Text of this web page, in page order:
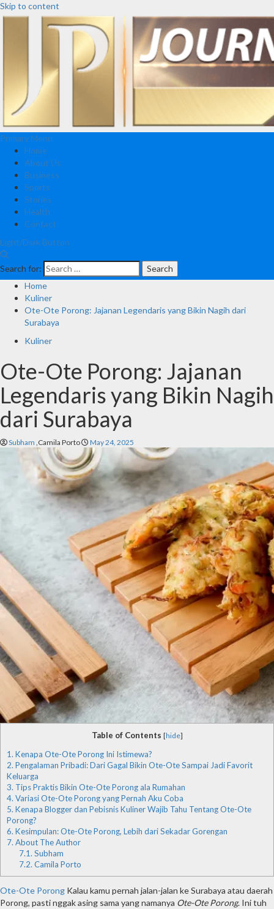
Skip to content
Primary Menu
Home
About Us
Business
Sports
Stories
Health
Contact
Light/Dark Button
Search for:
Home
Kuliner
Ote-Ote Porong: Jajanan Legendaris yang Bikin Nagih dari
Surabaya
Kuliner
Ote-Ote Porong: Jajanan
Legendaris yang Bikin Nagih
dari Surabaya
Subham ,Camila Porto May 24, 2025
Table of Contents [hide]
1. Kenapa Ote-Ote Porong Ini Istimewa?
2. Pengalaman Pribadi: Dari Gagal Bikin Ote-Ote Sampai Jadi Favorit
Keluarga
3. Tips Praktis Bikin Ote-Ote Porong ala Rumahan
4. Variasi Ote-Ote Porong yang Pernah Aku Coba
5. Kenapa Blogger dan Pebisnis Kuliner Wajib Tahu Tentang Ote-Ote
Porong?
6. Kesimpulan: Ote-Ote Porong, Lebih dari Sekadar Gorengan
7. About The Author
7.1. Subham
7.2. Camila Porto
Ote-Ote Porong Kalau kamu pernah jalan-jalan ke Surabaya atau daerah
Porong, pasti nggak asing sama yang namanya Ote-Ote Porong. Ini tuh